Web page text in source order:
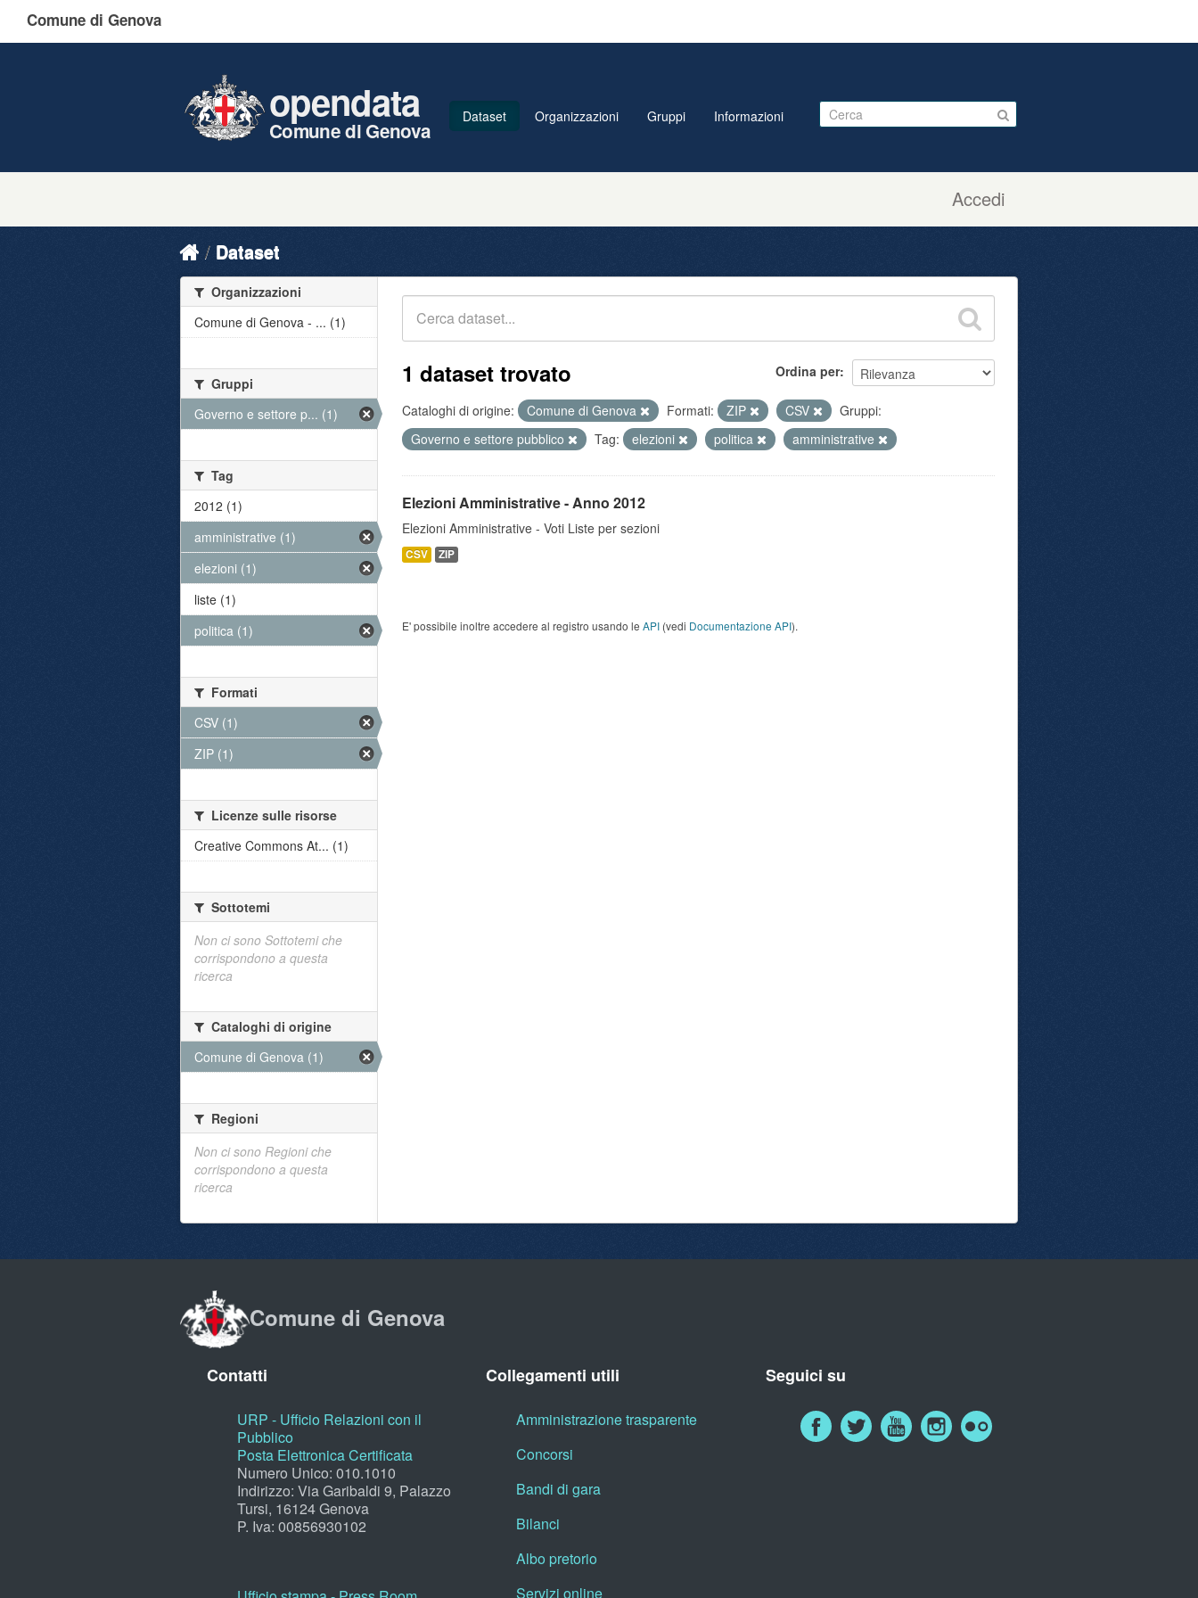
Comune di Genova
Accedi
opendata
Comune di Genova
Dataset Organizzazioni Gruppi Informazioni
Dataset
Ordina per
1 dataset trovato
Cataloghi di origine: Comune di Genova Formati: ZIP CSV
Gruppi:
Governo e settore pubblico
Tag: elezioni politica amministrative
Elezioni Amministrative - Anno 2012
Elezioni Amministrative - Voti Liste per sezioni
CSV ZIP
E' possibile inoltre accedere al registro usando le API (vedi Documentazione API).
Organizzazioni
Comune di Genova - ... (1)
Gruppi
Governo e settore p... (1)
Tag
2012 (1)
amministrative (1)
elezioni (1)
liste (1)
politica (1)
Formati
CSV (1)
ZIP (1)
Licenze sulle risorse
Creative Commons At... (1)
Sottotemi
Non ci sono Sottotemi che
corrispondono a questa
ricerca
Cataloghi di origine
Comune di Genova (1)
Regioni
Non ci sono Regioni che
corrispondono a questa
ricerca
Comune di Genova
Contatti
URP - Ufficio Relazioni con il
Pubblico
Posta Elettronica Certificata
Numero Unico: 010.1010
Indirizzo: Via Garibaldi 9, Palazzo
Tursi, 16124 Genova
P. Iva: 00856930102
Collegamenti utili
Amministrazione trasparente
Concorsi
Bandi di gara
Bilanci
Albo pretorio
Servizi online
Seguici su